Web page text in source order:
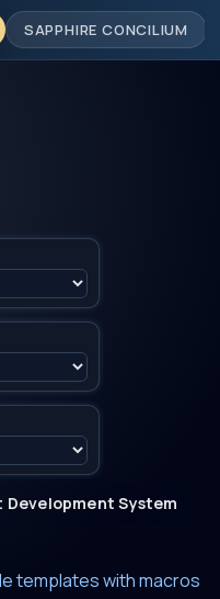
SAPPHIRE CONCILIUM
Development System
templates with macros